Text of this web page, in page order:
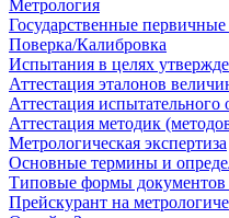
Метрология
Государственные
Поверка/Калибровка
Испытания в целях
Аттестация эталонов
Аттестация испытательного
Аттестация методик
Метрологическая экспертиза
Основные термины и
Типовые формы документов
Прейскурант на